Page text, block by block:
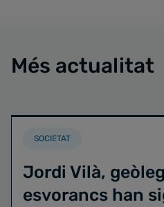
Més actualitat
SOCIETAT
Jordi Vilà,
esvorancs han